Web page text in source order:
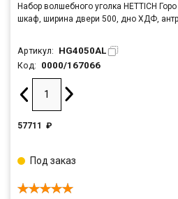
Набор волшебного уголка HETTICH
шкаф, ширина двери 500, дно ХДФ,
Артикул: HG4050AL
Код: 0000/167066
57711 ₽
Под заказ